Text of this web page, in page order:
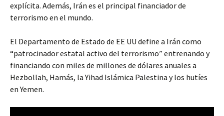
explícita. Además, Irán es el principal financiador de
terrorismo en el mundo.
El Departamento de Estado de EE UU define a Irán como
“patrocinador estatal activo del terrorismo” entrenando y
financiando con miles de millones de dólares anuales a
Hezbollah, Hamás, la Yihad Islámica Palestina y los hutíes
en Yemen.